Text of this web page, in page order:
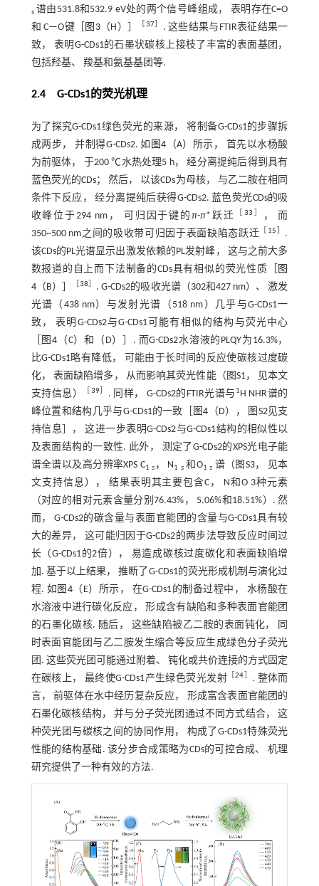
s谱由531.8和532.9 eV处的两个信号峰组成， 表明存在C=O
和 C—O键［
图3（H）］ 37］
. 这些结果与FTIR表征结果一
致， 表明G-CDs1的石墨状碳核上接枝了丰富的表面基团，
包括羟基、 羧基和氨基基团等.
2.4 G-CDs1的荧光机理
为了探究G-CDs1绿色荧光的来源， 将制备G-CDs1的步骤拆
成两步， 并制得G-CDs2. 如 图4 （A）所示， 首先以水杨酸
为前驱体， 于200 ℃水热处理5 h， 经分离提纯后得到具有
蓝色荧光的CDs； 然后， 以该CDs为母核， 与乙二胺在相同
条件下反应， 经分离提纯后获得G-CDs2. 蓝色荧光CDs的吸
收峰位于294 nm， 可归因于键的π-π*跃迁 33
， 而
350~500 nm之间的吸收带可归因于表面缺陷态跃迁
15
.
该CDs的PL光谱显示出激发依赖的PL发射峰， 这与之前大多
数报道的自上而下法制备的CDs具有相似的荧光性质［
图
4（B）］ ［38
. G-CDs2的吸收光谱（302和427 nm）、 激发
光谱（438 nm）与发射光谱（518 nm）几乎与G-CDs1一
致， 表明G-CDs2与G-CDs1可能有相似的结构与荧光中心
图4 （C）和（D）］. 而G-CDs2水溶液的PLQY为16.3%，
比G-CDs1略有降低， 可能由于长时间的反应使碳核过度碳
化， 表面缺陷增多， 从而影响其荧光性能（图S1， 见本文
支持信息）
39］ . 同样， G-CDs2的FTIR光谱与 1H NHR谱的
峰位置和结构几乎与G-CDs1的一致［
图4 （D）， 图S2见支
持信息］， 这进一步表明G-CDs2与G-CDs1结构的相似性以
及表面结构的一致性. 此外， 测定了G-CDs2的XPS光电子能
谱全谱以及高分辨率XPS C1 s ， N1 s和O1 s 谱（图S3， 见本
文支持信息）， 结果表明其主要包含C， N和O 3种元素
（对应的相对元素含量分别76.43%， 5.06%和18.51%）. 然
而， G-CDs2的碳含量与表面官能团的含量与G-CDs1具有较
大的差异， 这可能归因于G-CDs2的两步法导致反应时间过
长（G-CDs1的2倍）， 易造成碳核过度碳化和表面缺陷增
加. 基于以上结果， 推断了G-CDs1的荧光形成机制与演化过
程. 如 图4（E）所示， 在G-CDs1的制备过程中， 水杨酸在
水溶液中进行碳化反应， 形成含有缺陷和多种表面官能团
的石墨化碳核. 随后， 这些缺陷被乙二胺的表面钝化， 同
时表面官能团与乙二胺发生缩合等反应生成绿色分子荧光
团. 这些荧光团可能通过附着、 钝化或共价连接的方式固定
在碳核上， 最终使G-CDs1产生绿色荧光发射［24
. 整体而
言， 前驱体在水中经历复杂反应， 形成富含表面官能团的
石墨化碳核结构， 并与分子荧光团通过不同方式结合， 这
种荧光团与碳核之间的协同作用， 构成了G-CDs1特殊荧光
性能的结构基础. 该分步合成策略为CDs的可控合成、 机理
研究提供了一种有效的方法.